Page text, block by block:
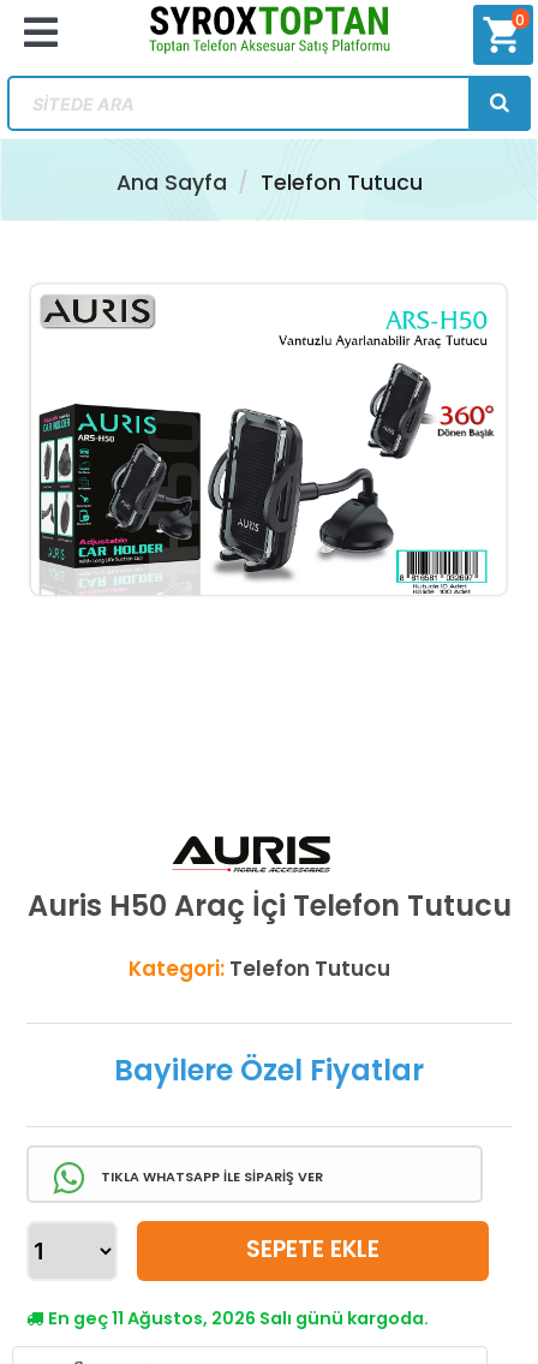
shopping_cart
0
Ana Sayfa Telefon Tutucu
Auris H50 Araç İçi Telefon Tutucu
Kategori: Telefon Tutucu
Bayilere Özel Fiyatlar
TIKLA WHATSAPP İLE SİPARİŞ VER
SEPETE EKLE
En geç 11 Ağustos, 2026 Salı günü kargoda.